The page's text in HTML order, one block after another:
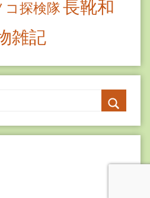
コ探検隊長靴和
雑記